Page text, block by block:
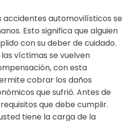
accidentes automovilísticos se
Esto significa que alguien
con su deber de cuidado.
víctimas se vuelven
con esta
cobrar los daños
que sufrió. Antes de
que debe cumplir.
tiene la carga de la